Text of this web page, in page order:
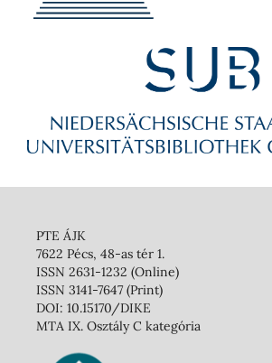
PTE ÁJK
7622 Pécs, 48-as tér 1.
ISSN 2631-1232 (Online)
ISSN 3141-7647 (Print)
DOI: 10.15170/DIKE
MTA IX. Osztály C kategória